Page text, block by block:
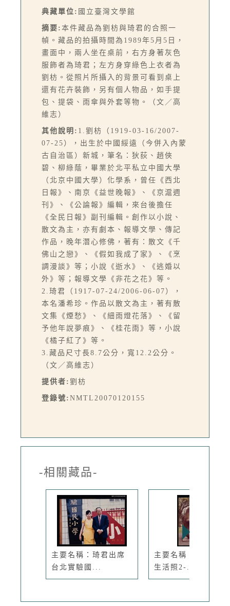
典藏單位: 國立臺灣文學館
摘要: 本件藏品為劉枋與琦君的合照一
幀。藏品的拍攝時間為1989年5月5日，
畫面中，兩人坐在桌前，右方身著灰色
服飾者為琦君；左方身穿綠色上衣者為
劉枋。從照片所攝入的背景可看到桌上
還有花卉裝飾，另有個人物品，如手提
包、提袋、雨傘與外套等物。（文／高
維志）
其他說明: 1.劉枋（1919-03-16/2007-
07-25），出生於中國綏遠（今併入內蒙
古自治區）新城，筆名：狄荻、趙俠
碧、柳綠蔭，畢業於北平私立中國大學
（北京中國大學）化學系，曾任《西北
日報》、南京《益世晚報》、《京滬週
刊》、《公論報》編輯，來台後擔任
《全民日報》副刊編輯。創作以小說、
散文為主，亦有劇本、報導文學、傳記
作品，晚年潛心修佛，著有：散文《千
佛山之戀》、《假如我成了家》、《烹
調漫談》等；小說《逝水》、《逃婚以
外》等；報導文學《非花之花》等。
2.琦君（1917-07-24/2006-06-07），
本名潘希珍。作品以散文為主，著有散
文集《煙愁》、《細雨燈花落》、《留
予他年說夢痕》、《桂花雨》等，小說
《橘子紅了》等。
3.藏品尺寸長8.7公分，寬12.2公分。
（文／高維志）
提供者: 劉枋
登錄號: NMTL20070120155
-相關藏品-
主要名稱：琦君出席
台北實驗國...
主要名稱：琦君夫婦
生活照2-...